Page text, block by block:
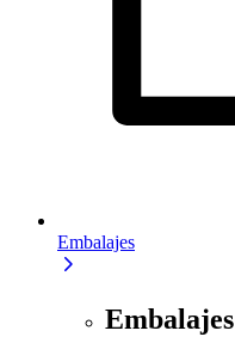
Embalajes
Embalajes